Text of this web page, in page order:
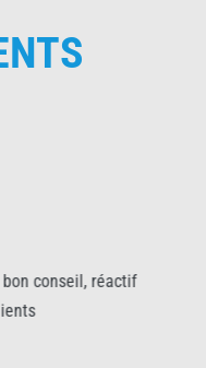
conseil, réactif